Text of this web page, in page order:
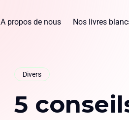
A propos de nous Nos livres
Divers
5